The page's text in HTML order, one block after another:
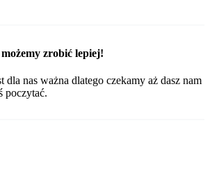
zrobić lepiej!
dla nas ważna dlatego czekamy aż dasz nam
poczytać.